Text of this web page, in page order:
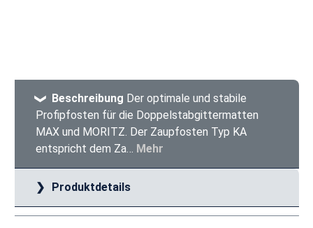
Beschreibung Der optimale und stabile
Profipfosten für die Doppelstabgittermatten
MAX und MORITZ. Der Zaupfosten Typ KA
entspricht dem Za… Mehr
Produktdetails